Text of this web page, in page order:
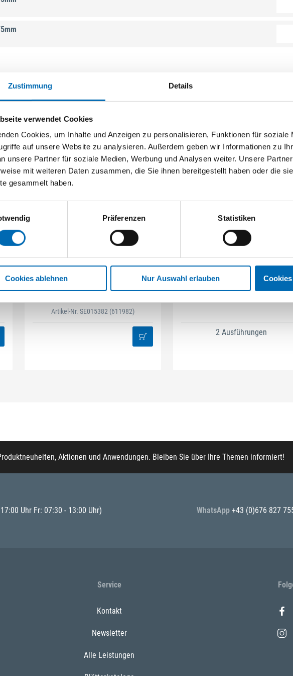
Zustimmung Details
verwendet Cookies
Cookies, um Inhalte und Anzeigen zu personalisieren, Funktionen für soziale
auf unsere Website zu analysieren. Außerdem geben wir Informationen zu
unsere Partner für soziale Medien, Werbung und Analysen weiter. Unsere
mit weiteren Daten zusammen, die Sie ihnen bereitgestellt haben oder die
gesammelt haben.
Präferenzen Statistiken
Cookies ablehnen Nur Auswahl erlauben
Hohldreikantschaber mit Holzgriff
Artikel-Nr. SE015382 (611982)
Schaber klassische Klingenform
2 Ausführungen
Aktionen und Anwendungen. Bleiben Sie über Ihre Themen informiert!
Uhr Fr: 07:30 - 13:00 Uhr) WhatsApp +43 (0)676 827
Service
Kontakt
Newsletter
Alle Leistungen